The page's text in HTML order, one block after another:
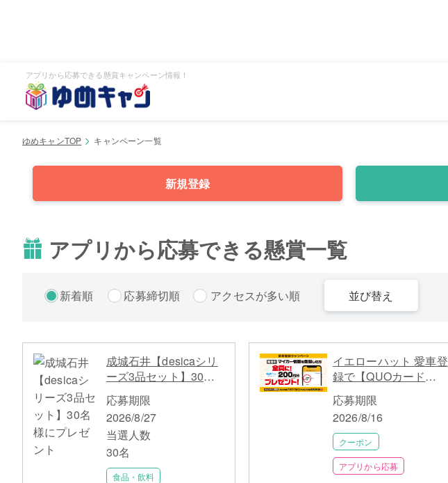
アプリから応募できる懸賞キャンペーン情報！
ゆめキャンTOP キャンペーン一覧
新規登録
アプリから応募できる懸賞一覧
新着順 応募締切順 アクセスが多い順 並び替え
成城石井【desicaシリ
ーズ3品セット】30名
様にプレゼント
応募期限
2026/8/27
当選人数
30名
食品・飲料
イエローハット 愛車登
録で【QUOカード
Pay200円分】が当たる
キャンペーン
応募期限
2026/8/16
クーポン
アプリから応募